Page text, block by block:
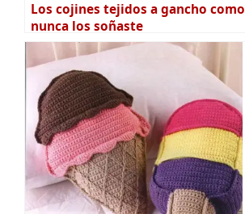
Los cojines tejidos a gancho como
nunca los soñaste